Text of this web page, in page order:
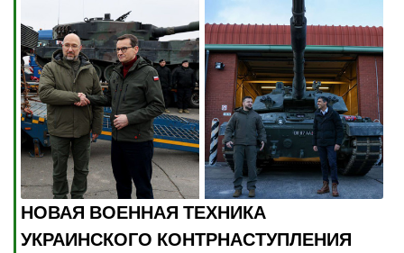
НОВАЯ ВОЕННАЯ ТЕХНИКА
УКРАИНСКОГО КОНТРНАСТУПЛЕНИЯ